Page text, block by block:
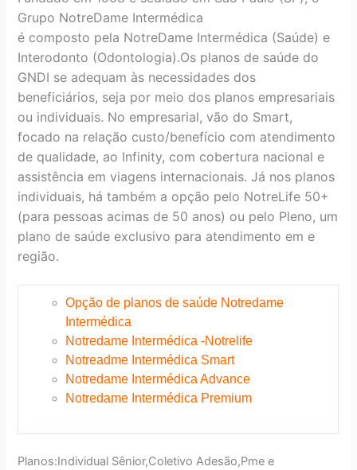
Grupo NotreDame Intermédica
é composto pela NotreDame Intermédica (Saúde) e
Interodonto (Odontologia).Os planos de saúde do
GNDI se adequam às necessidades dos
beneficiários, seja por meio dos planos empresariais
ou individuais. No empresarial, vão do Smart,
focado na relação custo/benefício com atendimento
de qualidade, ao Infinity, com cobertura nacional e
assistência em viagens internacionais. Já nos planos
individuais, há também a opção pelo NotreLife 50+
(para pessoas acimas de 50 anos) ou pelo Pleno, um
plano de saúde exclusivo para atendimento em e
região.
Opção de planos de saúde Notredame
Intermédica
Notredame Intermédica -Notrelife
Notreadme Intermédica Smart
Notredame Intermédica Advance
Notredame Intermédica Premium
Planos:Individual Sênior,Coletivo Adesão,Pme e